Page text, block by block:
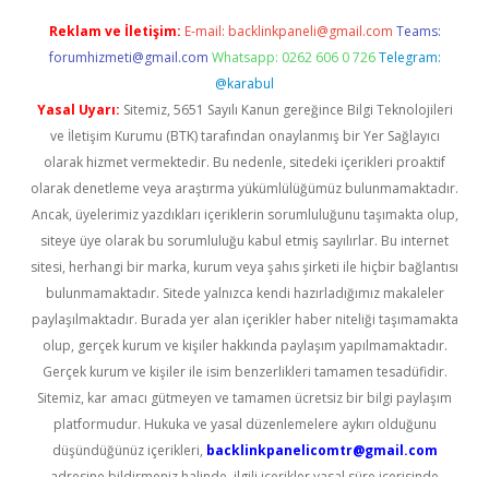
Reklam ve İletişim: E-mail: backlinkpaneli@gmail.com Teams:
forumhizmeti@gmail.com Whatsapp: 0262 606 0 726 Telegram:
@karabul
Yasal Uyarı: Sitemiz, 5651 Sayılı Kanun gereğince Bilgi Teknolojileri
ve İletişim Kurumu (BTK) tarafından onaylanmış bir Yer Sağlayıcı
olarak hizmet vermektedir. Bu nedenle, sitedeki içerikleri proaktif
olarak denetleme veya araştırma yükümlülüğümüz bulunmamaktadır.
Ancak, üyelerimiz yazdıkları içeriklerin sorumluluğunu taşımakta olup,
siteye üye olarak bu sorumluluğu kabul etmiş sayılırlar. Bu internet
sitesi, herhangi bir marka, kurum veya şahıs şirketi ile hiçbir bağlantısı
bulunmamaktadır. Sitede yalnızca kendi hazırladığımız makaleler
paylaşılmaktadır. Burada yer alan içerikler haber niteliği taşımamakta
olup, gerçek kurum ve kişiler hakkında paylaşım yapılmamaktadır.
Gerçek kurum ve kişiler ile isim benzerlikleri tamamen tesadüfidir.
Sitemiz, kar amacı gütmeyen ve tamamen ücretsiz bir bilgi paylaşım
platformudur. Hukuka ve yasal düzenlemelere aykırı olduğunu
düşündüğünüz içerikleri, backlinkpanelicomtr@gmail.com